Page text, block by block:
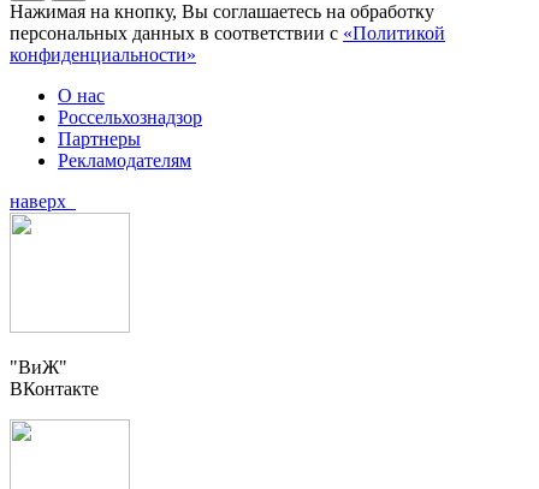
Нажимая на кнопку, Вы соглашаетесь на обработку
персональных данных в соответствии с «Политикой
конфиденциальности»
О нас
Россельхознадзор
Партнеры
Рекламодателям
наверх
"ВиЖ"
ВКонтакте